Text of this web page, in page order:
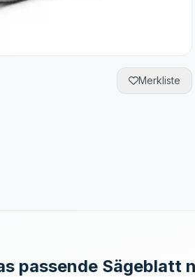
Merkliste
passende Sägeblatt